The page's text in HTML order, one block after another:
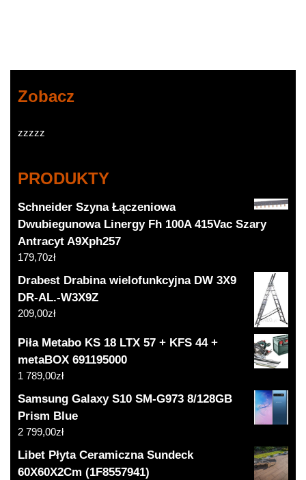
Zobacz
zzzzz
PRODUKTY
Schneider Szyna Łączeniowa
Dwubiegunowa Linergy Fh 100A 415Vac Szary
Antracyt A9Xph257
179,70zł
Drabest Drabina wielofunkcyjna DW 3X9
DR-AL.-W3X9Z
209,00zł
Piła Metabo KS 18 LTX 57 + KFS 44 +
metaBOX 691195000
1 789,00zł
Samsung Galaxy S10 SM-G973 8/128GB
Prism Blue
2 799,00zł
Libet Płyta Ceramiczna Sundeck
60X60X2Cm (1F8557941)